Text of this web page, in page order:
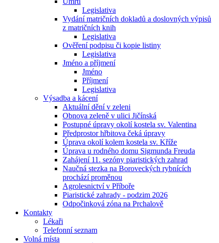
Legislativa
Vydání matričních dokladů a doslovných výpisů
z matričních knih
Legislativa
Ověření podpisu či kopie listiny
Legislativa
Jméno a příjmení
Jméno
Příjmení
Legislativa
Výsadba a kácení
Aktuální dění v zeleni
Obnova zeleně v ulici Jičínská
Postupné úpravy okolí kostela sv. Valentina
Předprostor hřbitova čeká úpravy
Úprava okolí kolem kostela sv. Kříže
Úprava u rodného domu Sigmunda Freuda
Zahájení 11. sezóny piaristických zahrad
Naučná stezka na Boroveckých rybnících
prochází proměnou
Agrolesnictví v Příboře
Piaristické zahrady - podzim 2026
Odpočinková zóna na Prchalově
Kontakty
Lékaři
Telefonní seznam
Volná místa